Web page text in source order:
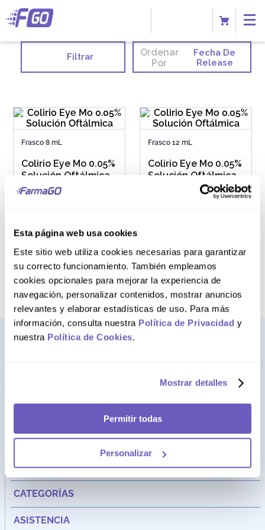
Esta página web usa cookies
Este sitio web utiliza cookies necesarias para garantizar
su correcto funcionamiento. También empleamos
cookies opcionales para mejorar la experiencia de
navegación, personalizar contenidos, mostrar anuncios
relevantes y elaborar estadísticas de uso. Para más
información, consulta nuestra Política de Privacidad y
nuestra Política de Cookies.
Mostrar detalles
Permitir todas
Personalizar
Filtrar
Ordenar
Por
Fecha De
Release
Frasco 8 mL
Colirio Eye Mo 0.05%
Solución Oftálmica
S/ 9.60
AGREGAR AL CARRITO
Frasco 12 mL
Colirio Eye Mo 0.05%
Solución Oftálmica
AGREGAR AL CARRITO
Av. Santa Cecilia Nro. 265 Ate - Lima, Perú
FARMAGO
CATEGORÍAS
ASISTENCIA